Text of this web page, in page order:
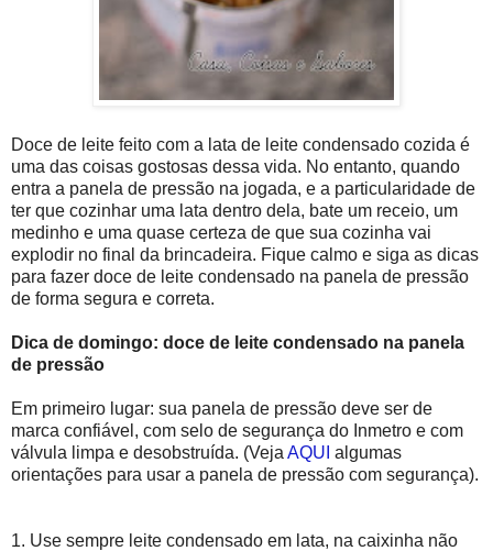
Doce de leite feito com a lata de leite condensado cozida é
uma das coisas gostosas dessa vida. No entanto, quando
entra a panela de pressão na jogada, e a particularidade de
ter que cozinhar uma lata dentro dela, bate um receio, um
medinho e uma quase certeza de que sua cozinha vai
explodir no final da brincadeira. Fique calmo e siga as dicas
para fazer doce de leite condensado na panela de pressão
de forma segura e correta.
Dica de domingo: doce de leite condensado na panela
de pressão
Em primeiro lugar: sua panela de pressão deve ser de
marca confiável, com selo de segurança do Inmetro e com
válvula limpa e desobstruída. (Veja AQUI algumas
orientações para usar a panela de pressão com segurança).
1. Use sempre leite condensado em lata, na caixinha não